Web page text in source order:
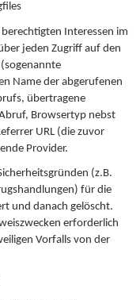
Interessen im
jeden Zugriff auf den
Name der abgerufenen
übertragene
Browsertyp nebst
URL (die zuvor
Provider.
(z.B.
für die
und danach gelöscht.
erforderlich
Vorfalls von der